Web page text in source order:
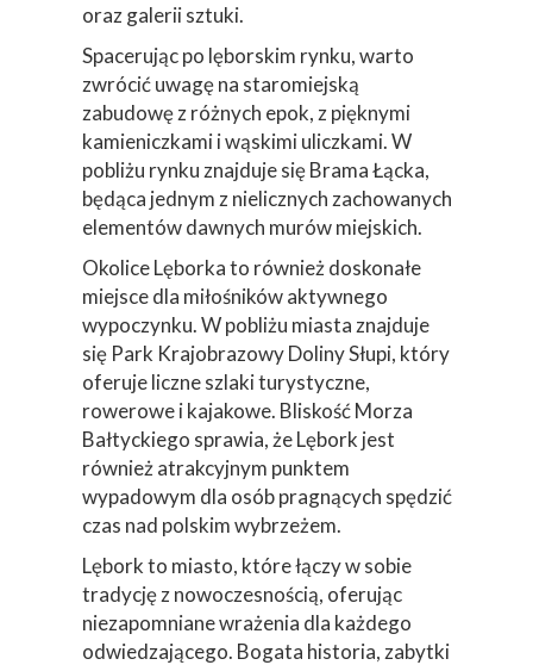
oraz galerii sztuki.
Spacerując po lęborskim rynku, warto
zwrócić uwagę na staromiejską
zabudowę z różnych epok, z pięknymi
kamieniczkami i wąskimi uliczkami. W
pobliżu rynku znajduje się Brama Łącka,
będąca jednym z nielicznych zachowanych
elementów dawnych murów miejskich.
Okolice Lęborka to również doskonałe
miejsce dla miłośników aktywnego
wypoczynku. W pobliżu miasta znajduje
się Park Krajobrazowy Doliny Słupi, który
oferuje liczne szlaki turystyczne,
rowerowe i kajakowe. Bliskość Morza
Bałtyckiego sprawia, że Lębork jest
również atrakcyjnym punktem
wypadowym dla osób pragnących spędzić
czas nad polskim wybrzeżem.
Lębork to miasto, które łączy w sobie
tradycję z nowoczesnością, oferując
niezapomniane wrażenia dla każdego
odwiedzającego. Bogata historia, zabytki